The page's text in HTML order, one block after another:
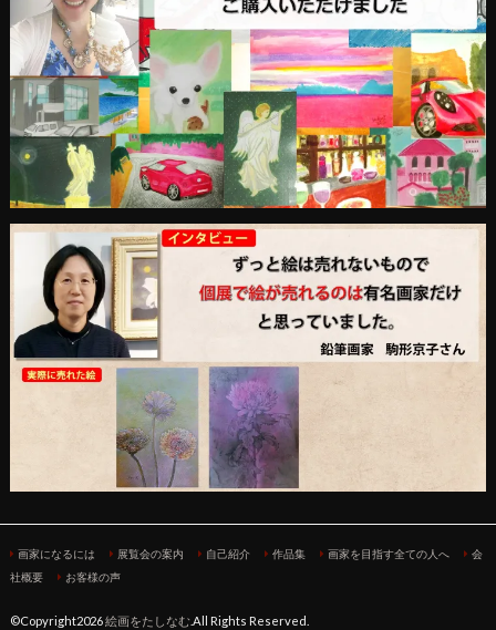
画家になるには 展覧会の案内 自己紹介 作品集 画家を目指す全ての人へ
会
社概要
お客様の声
©Copyright2026絵画をたしなむ.All Rights Reserved.